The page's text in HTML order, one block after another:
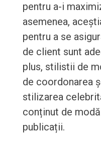
pentru a-i
asemenea,
pentru a se
de client sunt
plus, stilistii de
de coordonarea
stilizarea
conținut de
publicații.